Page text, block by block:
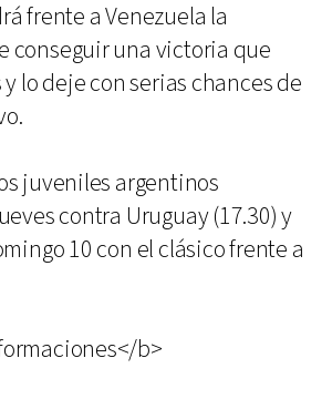
frente a Venezuela la
conseguir una victoria que
lo deje con serias chances de
juveniles argentinos
contra Uruguay (17.30) y
10 con el clásico frente a
b>